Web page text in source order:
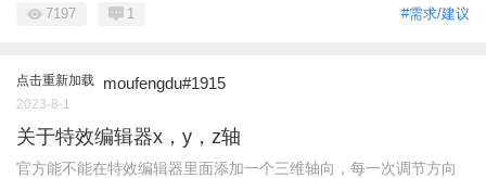
#需求/建议
7197 1
点击重新加载 moufengdu#1915
2023-8-1
关于特效编辑器x，y，z轴
官方能不能在特效编辑器里面添加一个三维轴向，每一次调节方向